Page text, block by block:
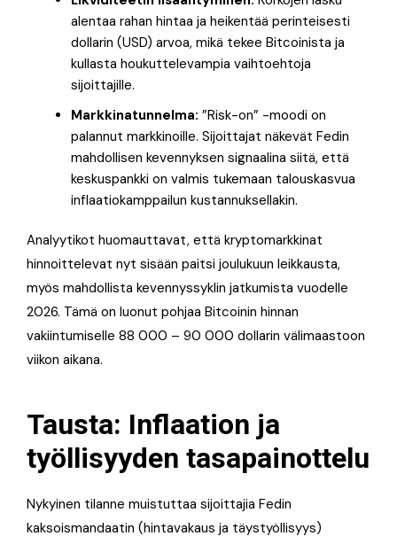
alentaa rahan hintaa ja heikentää perinteisesti
dollarin (USD) arvoa, mikä tekee Bitcoinista ja
kullasta houkuttelevampia vaihtoehtoja
sijoittajille.
Markkinatunnelma: ”Risk-on” -moodi on
palannut markkinoille. Sijoittajat näkevät Fedin
mahdollisen kevennyksen signaalina siitä, että
keskuspankki on valmis tukemaan talouskasvua
inflaatiokamppailun kustannuksellakin.
Analyytikot huomauttavat, että kryptomarkkinat
hinnoittelevat nyt sisään paitsi joulukuun leikkausta,
myös mahdollista kevennyssyklin jatkumista vuodelle
2026. Tämä on luonut pohjaa Bitcoinin hinnan
vakiintumiselle 88 000 – 90 000 dollarin välimaastoon
viikon aikana.
Tausta: Inflaation ja
työllisyyden tasapainottelu
Nykyinen tilanne muistuttaa sijoittajia Fedin
kaksoismandaatin (hintavakaus ja täystyöllisyys)